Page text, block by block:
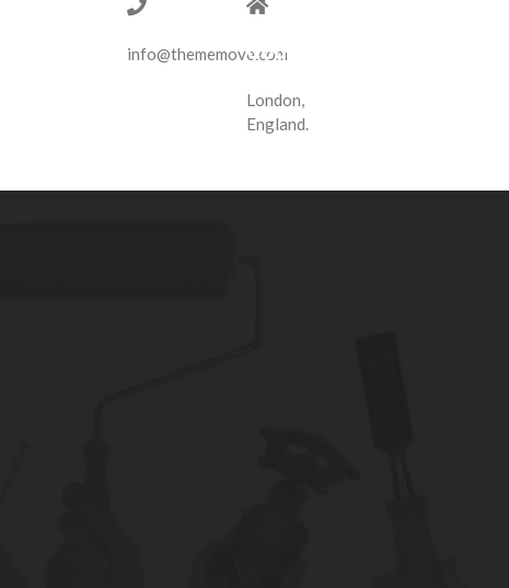
1-775-
info@thememove.com
14
Court
London,
England.